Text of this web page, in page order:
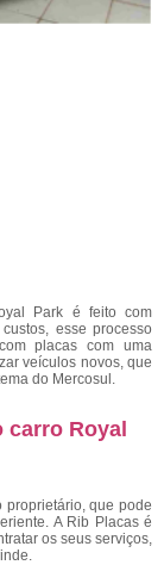
Park é feito com
esse processo
placas com uma
veículos novos, que
do Mercosul.
carro Royal
que pode
A Rib Placas é
os seus serviços,